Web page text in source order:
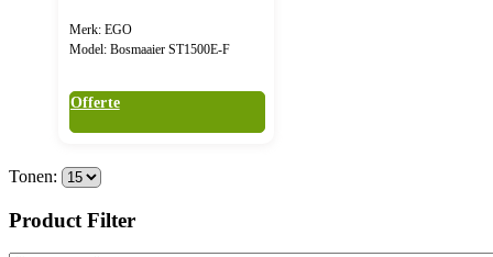
Merk: EGO
Model: Bosmaaier ST1500E-F
Offerte
Tonen:
Product Filter